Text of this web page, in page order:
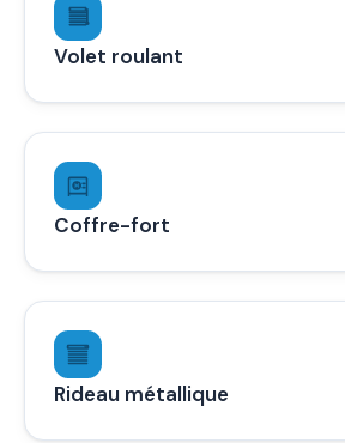
Volet roulant
Coffre-fort
Rideau métallique